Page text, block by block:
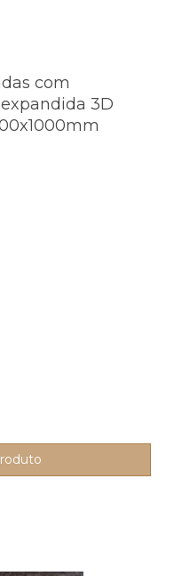
com
3D